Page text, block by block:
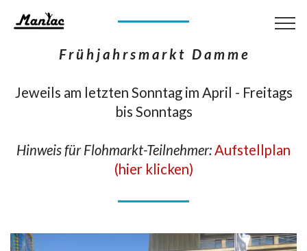
F r ü h j a h r s m a r k t D a m m e
Jeweils am letzten Sonntag im April - Freitags
bis Sonntags
Hinweis für Flohmarkt-Teilnehmer:Aufstellplan
(hier klicken)